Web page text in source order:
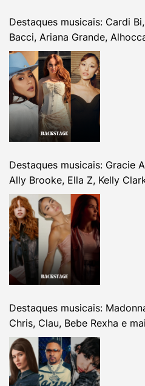
Destaques musicais: Cardi
Bacci, Ariana Grande,
Destaques musicais: Gracie
Ally Brooke, Ella Z, Kelly
Destaques musicais:
Chris, Clau, Bebe Rexha e